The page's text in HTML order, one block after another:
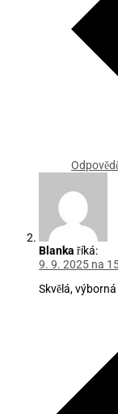
Blanka říká:
9. 9. 2025 na
Skvělá,